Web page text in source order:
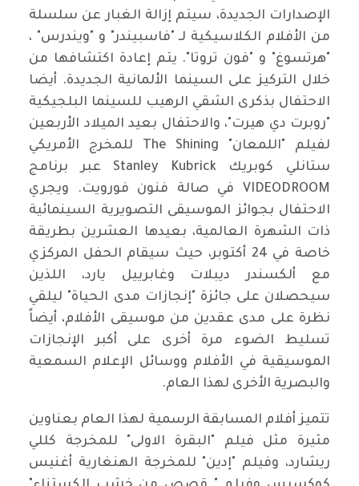
الإصدارات الجديدة، سيتم إزالة الغبار عن سلسلة
من الأفلام الكلاسيكية لـ "فاسبيندر" و "ويندرس" ،
"هرتسوغ" و "فون تروتا". يتم إعادة اكتشافها من
خلال التركيز على السينما الألمانية الجديدة. أيضا
الاحتفال بذكرى الشقي الرهيب للسينما البلجيكية
"روبرت دي هيرت"، والاحتفال بعيد الميلاد الأربعين
لفيلم "اللمعان" The Shining للمخرج الأمريكي
ستانلي كوبريك Stanley Kubrick عبر برنامج
VIDEODROOM في صالة فنون فورويت. ويجري
الاحتفال بجوائز الموسيقى التصويرية السينمائية
ذات الشهرة العالمية، بعيدها العشرين بطريقة
خاصة في 24 أكتوبر، حيث سيقام الحفل المركزي
مع ألكسندر ديبلات وغابرييل يارد، اللذين
سيحصلان على جائزة "إنجازات مدى الحياة" ليلقي
نظرة على مدى عقدين من موسيقى الأفلام، أيضاً
تسليط الضوء مرة أخرى على أكبر الإنجازات
الموسيقية في الأفلام ووسائل الإعلام السمعية
والبصرية الأخرى لهذا العام.
تتميز أفلام المسابقة الرسمية لهذا العام بعناوين
مثيرة مثل فيلم "البقرة الاولى" للمخرجة كللي
ريشارد، وفيلم "إدين" للمخرجة الهنغارية أغنيس